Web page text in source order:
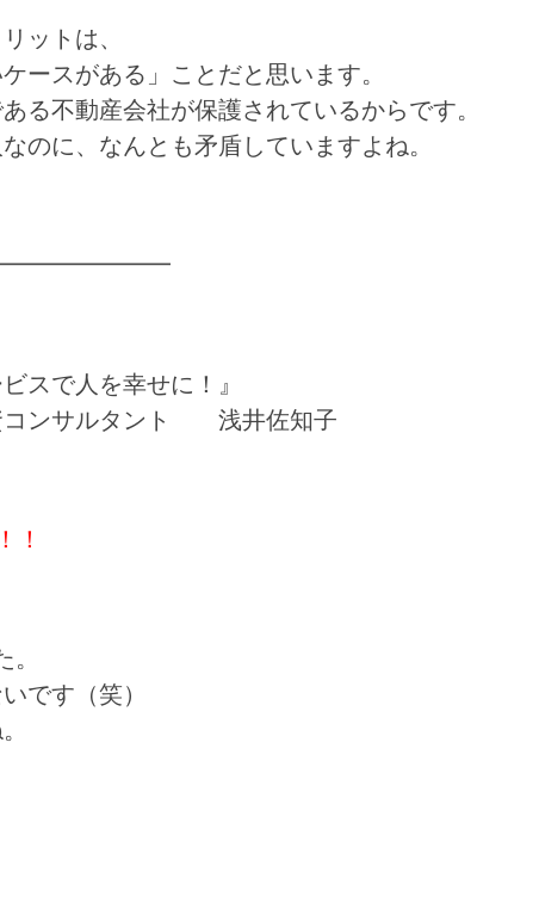
ットは、
ースがある」ことだと思います。
る不動産会社が保護されているからです。
のに、なんとも矛盾していますよね。
スで人を幸せに！』
コンサルタント 浅井佐知子
！
です（笑）